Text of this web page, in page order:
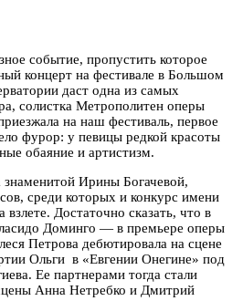
событие, пропустить которое
концерт на фестивале в Большом
даст одна из самых
солистка Метрополитен оперы
на наш фестиваль, первое
фурор: у певицы редкой красоты
обаяние и артистизм.
Ирины Богачевой,
среди которых и конкурс имени
взлете. Достаточно сказать, что в
Доминго — в премьере оперы
Петрова дебютировала на сцене
Ольги в «Евгении Онегине» под
Ее партнерами тогда стали
Анна Нетребко и Дмитрий